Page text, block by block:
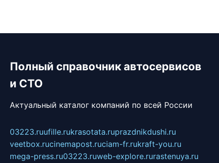
Полный справочник автосервисов
и СТО
Актуальный каталог компаний по всей России
03223.ruufille.rukrasotata.ruprazdnikdushi.ru
veetbox.rucinemapost.ruciam-fr.rukraft-you.ru
mega-press.ru03223.ruweb-explore.rurastenuya.ru